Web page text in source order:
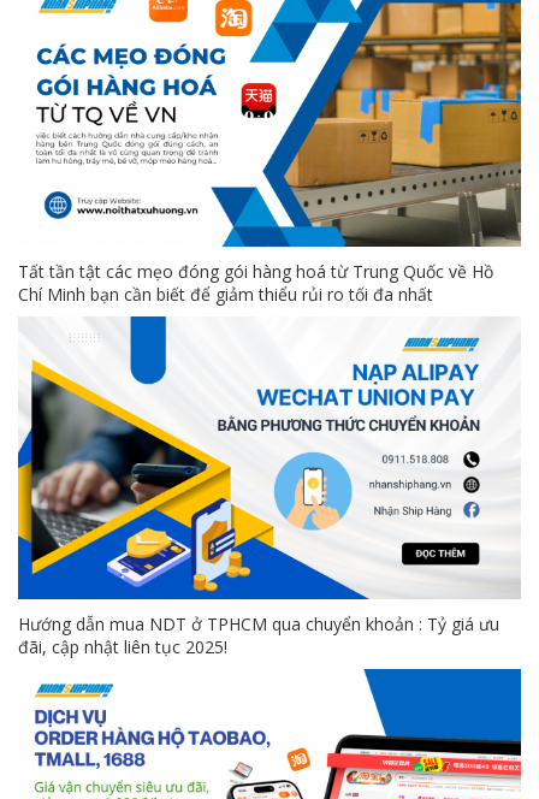
Tất tần tật các mẹo đóng gói hàng hoá từ Trung Quốc về Hồ
Chí Minh bạn cần biết để giảm thiểu rủi ro tối đa nhất
Hướng dẫn mua NDT ở TPHCM qua chuyển khoản : Tỷ giá ưu
đãi, cập nhật liên tục 2025!